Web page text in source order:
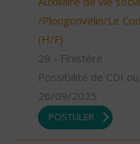
/Plougonvelin/Le
(H/F)
29 - Finistère
Possibilité de CDI ou
26/09/2025
POSTULER